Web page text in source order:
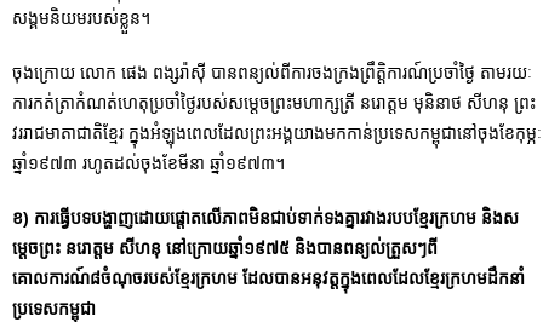
សង្គមនិយមរបស់ខ្លួន។
ចុងក្រោយ លោក ផេង ពង្សរ៉ាស៊ី បានពន្យល់ពីការចងក្រងព្រឹត្តិការណ៍ប្រចាំថ្ងៃ តាមរយៈ
ការកត់ត្រាកំណត់ហេតុប្រចាំថ្ងៃរបស់សម្តេចព្រះមហាក្សត្រី នរោត្តម មុនិនាថ សីហនុ ព្រះ
វររាជមាតាជាតិខ្មែរ ក្នុងអំឡុងពេលដែលព្រះអង្គយាងមកកាន់ប្រទេសកម្ពុជានៅចុងខែកុម្ភៈ
ឆ្នាំ១៩៧៣ រហូតដល់ចុងខែមីនា ឆ្នាំ១៩៧៣។
ខ) ការធ្វើបទបង្ហាញដោយផ្តោតលើភាពមិនជាប់ទាក់ទងគ្នារវាងរបបខ្មែរក្រហម និងស
ម្តេចព្រះ នរោត្តម សីហនុ នៅក្រោយឆ្នាំ១៩៧៥ និងបានពន្យល់ត្រួសៗពី
គោលការណ៍៨ចំណុចរបស់ខ្មែរក្រហម ដែលបានអនុវត្តក្នុងពេលដែលខ្មែរក្រហមដឹកនាំ
ប្រទេសកម្ពុជា